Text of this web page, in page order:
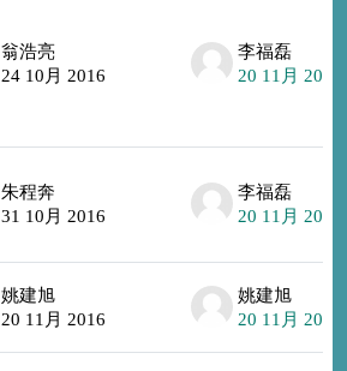
翁浩亮
24 10月 2016
李福磊
20 11月 2016
朱程奔
31 10月 2016
李福磊
20 11月 2016
姚建旭
20 11月 2016
姚建旭
20 11月 2016